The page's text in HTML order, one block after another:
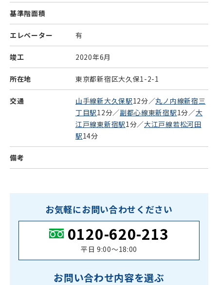
基準階面積
エレベーター 有
竣工 2020年6月
所在地 東京都新宿区大久保1-2-1
交通 山手線新大久保駅12分／丸ノ内線新宿三
丁目駅12分／副都心線東新宿駅1分／大
江戸線東新宿駅1分／大江戸線若松河田
駅14分
備考
お気軽にお問い合わせください
0120-620-213
平日 9:00〜18:00
お問い合わせ内容を選ぶ